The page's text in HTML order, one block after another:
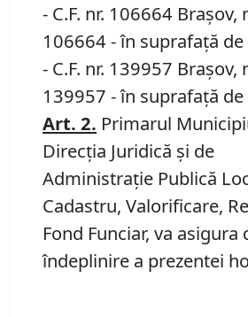
- C.F. nr. 106664 Brașov,
106664 - în suprafață
- C.F. nr. 139957 Brașov,
139957 - în suprafață
Art. 2. Primarul
Direcția Juridică și de
Administrație Publică
Cadastru, Valorificare,
Fond Funciar, va asigura
îndeplinire a prezentei